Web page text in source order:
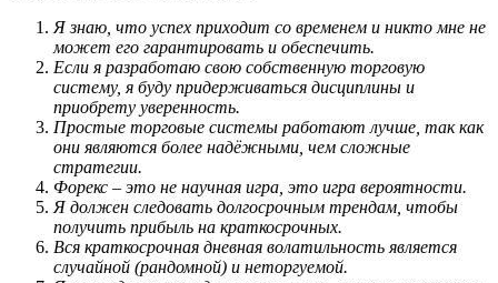
Я знаю, что успех приходит со временем и никто мне не
может его гарантировать и обеспечить.
Если я разработаю свою собственную торговую
систему, я буду придерживаться дисциплины и
приобрету уверенность.
Простые торговые системы работают лучше, так как
они являются более надёжными, чем сложные
стратегии.
Форекс – это не научная игра, это игра вероятности.
Я должен следовать долгосрочным трендам, чтобы
получить прибыль на краткосрочных.
Вся краткосрочная дневная волатильность является
случайной (рандомной) и неторгуемой.